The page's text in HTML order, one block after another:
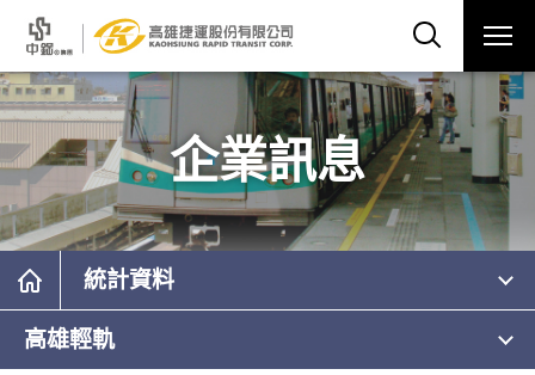
企業訊息
統計資料
高雄輕軌